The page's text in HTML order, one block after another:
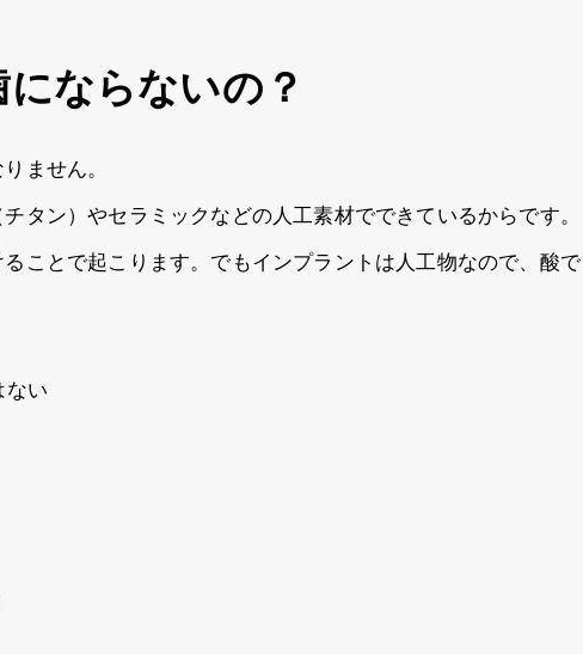
ならないの？
ません。
タン）やセラミックなどの人工素材でできているからです。
ことで起こります。でもインプラントは人工物なので、酸で
ない